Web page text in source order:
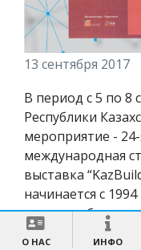
13 сентября 2017
В период с 5 по 8
Республики
мероприятие - 24-
международная
выставка
начинается с
проект собирает
представителей
О НАС ИНФО